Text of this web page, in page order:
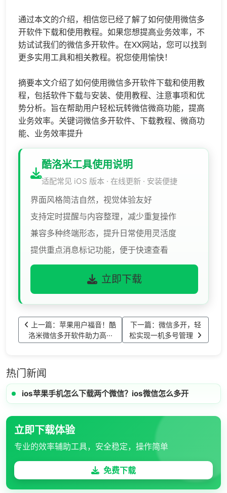
通过本文的介绍，相信您已经了解了如何使用微信多
开软件下载和使用教程。如果您想提高业务效率，不
妨试试我们的微信多开软件。在XX网站，您可以找到
更多实用工具和相关教程。祝您使用愉快！
摘要本文介绍了如何使用微信多开软件下载和使用教
程，包括软件下载与安装、使用教程、注意事项和优
势分析。旨在帮助用户轻松玩转微信微商功能，提高
业务效率。关键词微信多开软件、下载教程、微商功
能、业务效率提升
酷洛米工具使用说明
适配常见 iOS 版本 · 在线更新 · 安装便捷
界面风格简洁自然，视觉体验友好
支持定时提醒与内容整理，减少重复操作
兼容多种终端形态，提升日常使用灵活度
提供重点消息标记功能，便于快速查看
立即下载
上一篇：苹果用户福音！酷
洛米微信多开软件助力高···
下一篇：微信多开，轻
松实现一机多号管理
热门新闻
ios苹果手机怎么下载两个微信？ios微信怎么多开
立即下载体验
专业的效率辅助工具，安全稳定，操作简单
免费下载